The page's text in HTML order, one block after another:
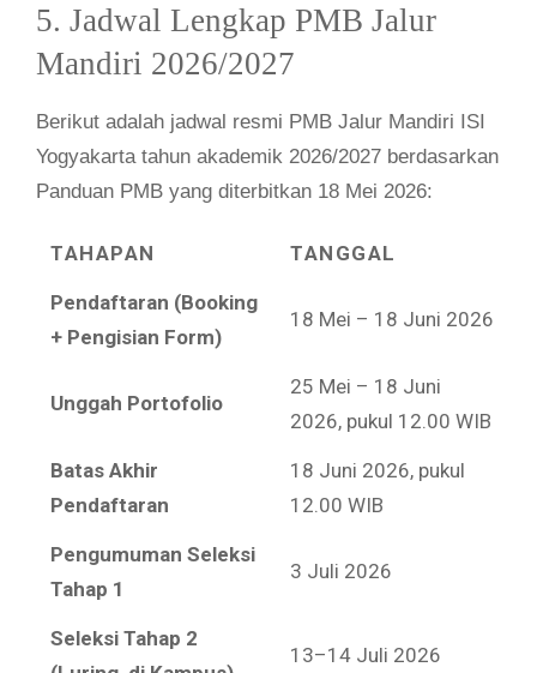
5. Jadwal Lengkap PMB Jalur
Mandiri 2026/2027
Berikut adalah jadwal resmi PMB Jalur Mandiri ISI
Yogyakarta tahun akademik 2026/2027 berdasarkan
Panduan PMB yang diterbitkan 18 Mei 2026:
TAHAPAN TANGGAL
Pendaftaran (Booking
+ Pengisian Form)
18 Mei – 18 Juni 2026
Unggah Portofolio
25 Mei – 18 Juni
2026, pukul 12.00 WIB
Batas Akhir
Pendaftaran
18 Juni 2026, pukul
12.00 WIB
Pengumuman Seleksi
Tahap 1
3 Juli 2026
Seleksi Tahap 2
13–14 Juli 2026